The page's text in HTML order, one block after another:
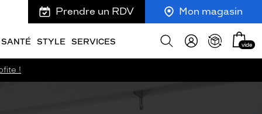
Prendre un RDV Mon magasin
SANTÉ STYLE SERVICES
Afficher
Mon
panier
vide
!